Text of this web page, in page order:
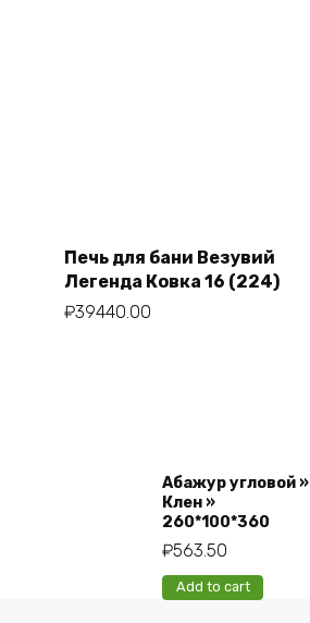
Add to cart
Печь для бани Везувий
Легенда Ковка 16 (224)
₽39440.00
Абажур угловой »
Клен »
260*100*360
₽563.50
Add to cart